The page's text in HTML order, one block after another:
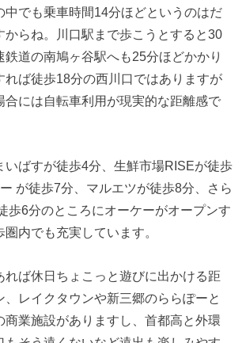
中でも乗車時間14分ほどというのはだ
からね。川口駅まで歩こうとすると30
鉄道の南鳩ヶ谷駅へも25分ほどかかり
れば徒歩18分の西川口ではありますが
合には自転車利用が現実的な距離感で
いばすが徒歩4分、生鮮市場RISEが徒歩
が徒歩7分、マルエツが徒歩8分、さら
歩6分のところにオーケーがオープンす
内でも充実しています。
れば休日ちょこっと遊びに出かける距
、レイクタウンや新三郷のららぽーと
商業施設がありますし、首都高と外環